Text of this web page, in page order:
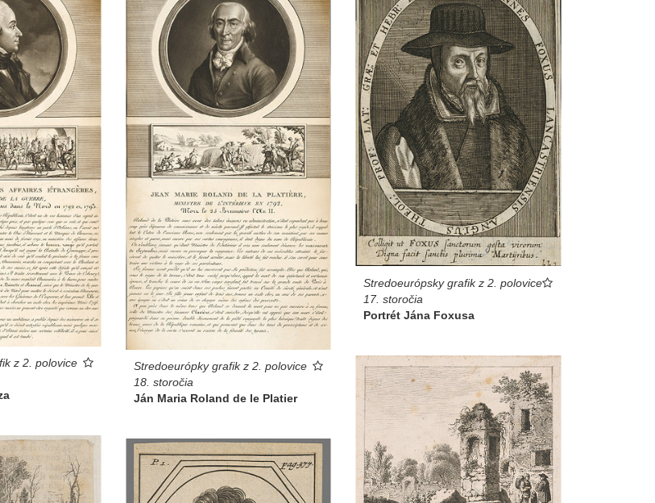
z 2. polovice
Stredoeurópky grafik z 2. polovice
18. storočia
Ján Maria Roland de le Platier
Stredoeurópsky grafik z 2. polovice
17. storočia
Portrét Jána Foxusa